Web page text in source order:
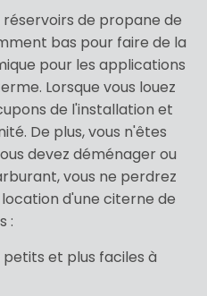
de propane de
bas pour faire de la
pour les applications
Lorsque vous louez
de l'installation et
De plus, vous n'êtes
devez déménager ou
vous ne perdrez
d'une citerne de
:
et plus faciles à